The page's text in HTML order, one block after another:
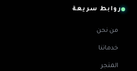
روابط سريعة
من نحن
خدماتنا
المتجر